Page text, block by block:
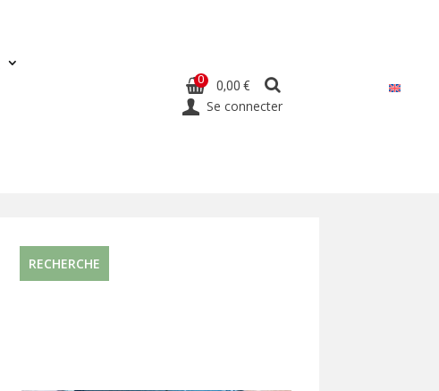
0 0,00 €
Se connecter